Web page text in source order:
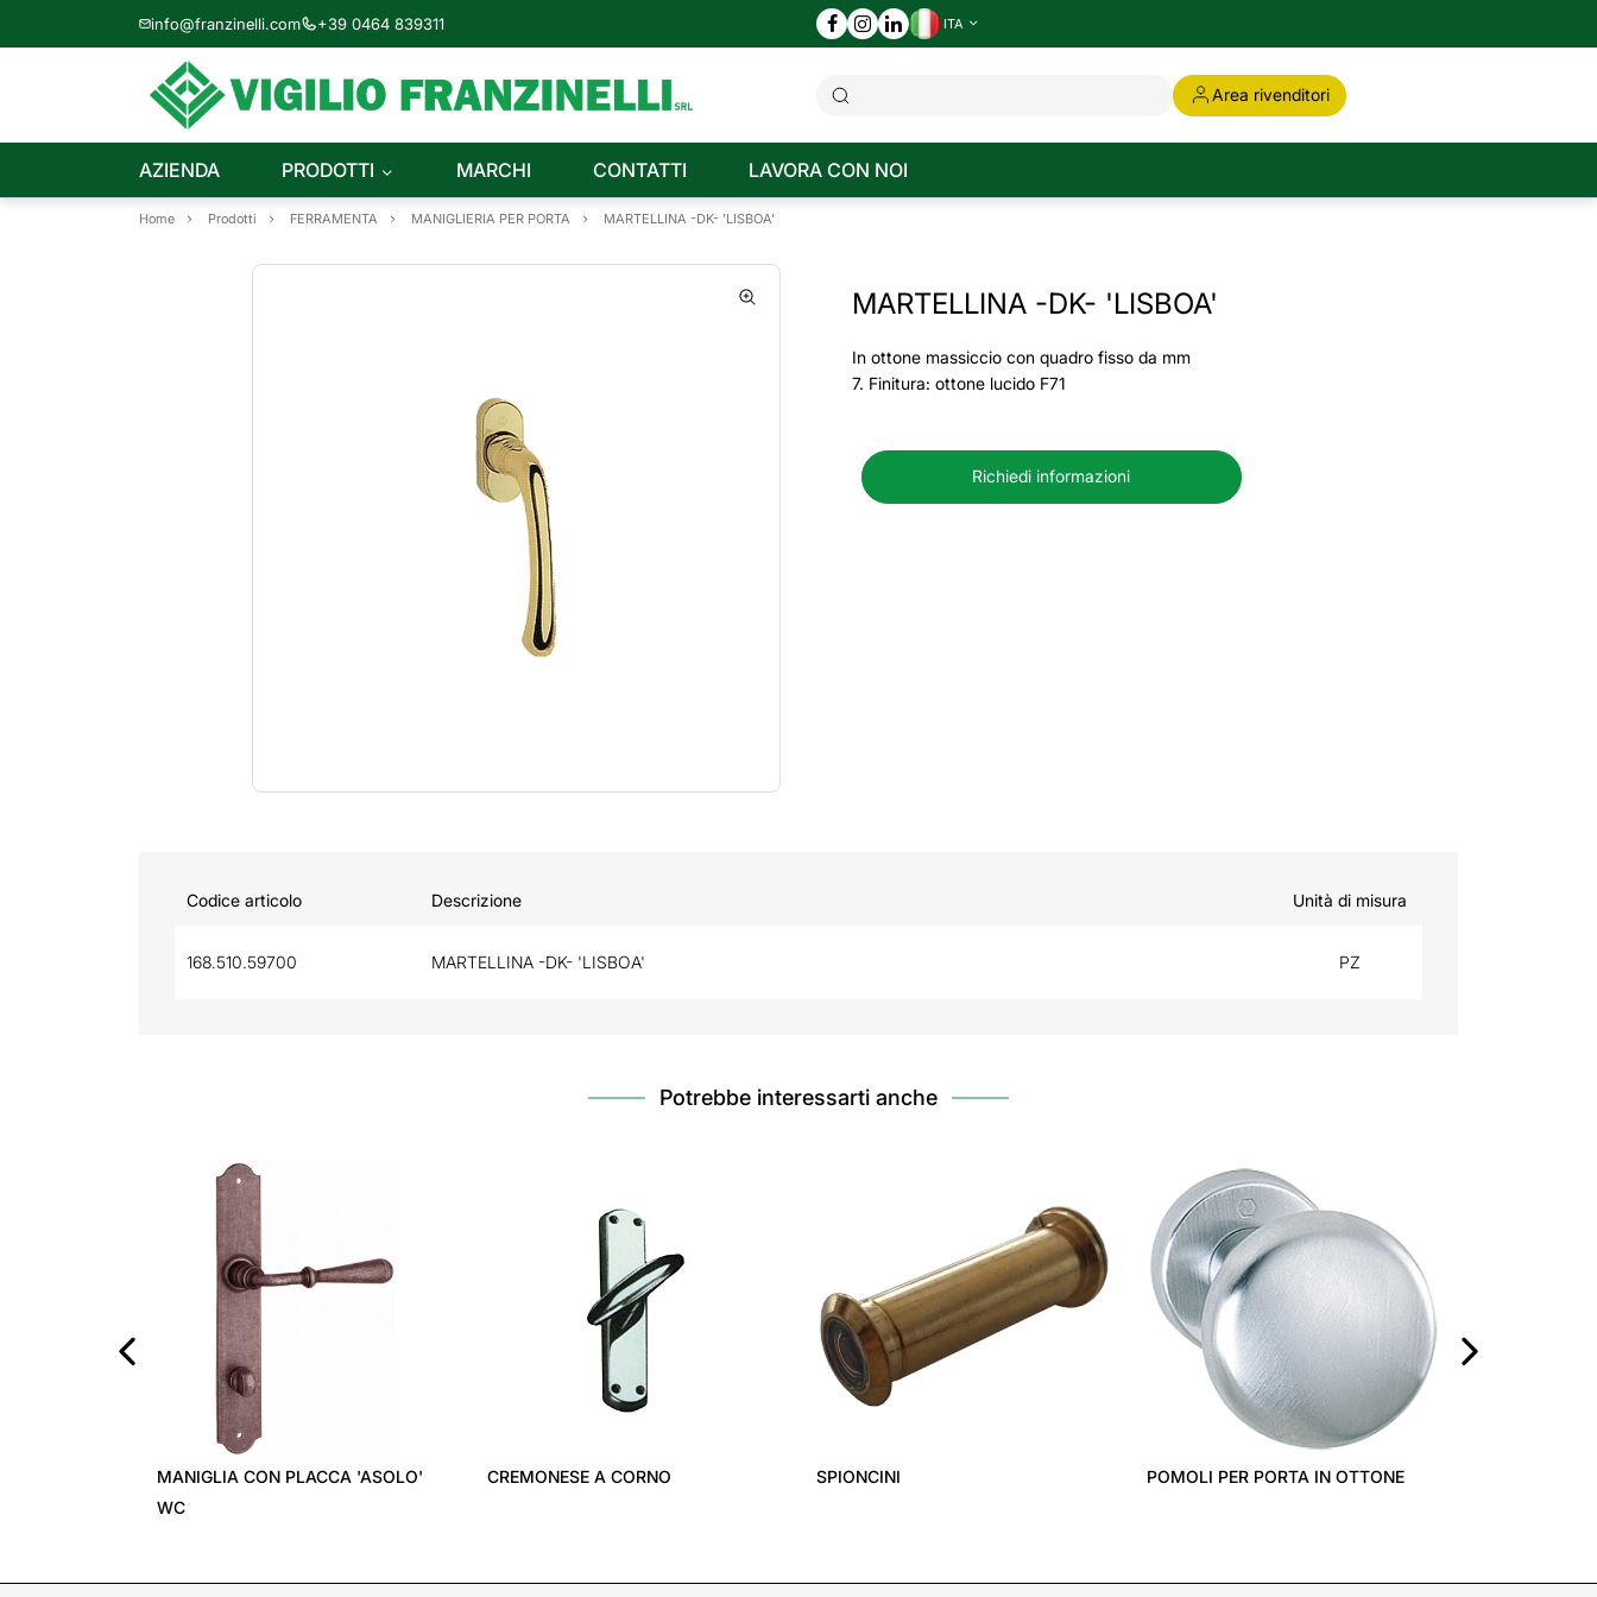
info@franzinelli.com +39 0464 839311 ITA
Area rivenditori
AZIENDA PRODOTTI MARCHI CONTATTI LAVORA CON NOI
Home Prodotti FERRAMENTA MANIGLIERIA PER PORTA MARTELLINA -DK- 'LISBOA'
MARTELLINA -DK- 'LISBOA'
In ottone massiccio con quadro fisso da mm
7. Finitura: ottone lucido F71
Richiedi informazioni
Codice articolo Descrizione Unità di misura
168.510.59700 MARTELLINA -DK- 'LISBOA' PZ
Potrebbe interessarti anche
MANIGLIA CON PLACCA 'ASOLO'
WC
CREMONESE A CORNO SPIONCINI POMOLI PER PORTA IN OTTONE